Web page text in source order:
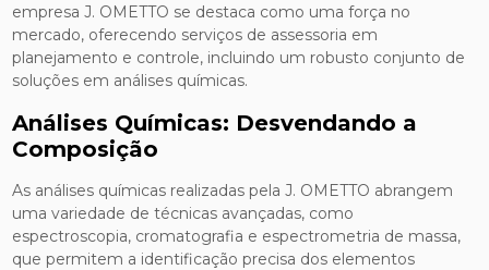
empresa J. OMETTO se destaca como uma força no
mercado, oferecendo serviços de assessoria em
planejamento e controle, incluindo um robusto conjunto de
soluções em análises químicas.
Análises Químicas: Desvendando a
Composição
As análises químicas realizadas pela J. OMETTO abrangem
uma variedade de técnicas avançadas, como
espectroscopia, cromatografia e espectrometria de massa,
que permitem a identificação precisa dos elementos